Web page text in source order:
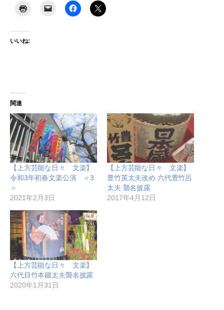
いいね:
関連
【上方芸能な日々 文楽】
令和3年初春文楽公演 ＜3
＞
2021年2月3日
【上方芸能な日々 文楽】
豊竹英太夫改め 六代豊竹呂
太夫 襲名披露
2017年4月12日
【上方芸能な日々 文楽】
六代目竹本錣太夫襲名披露
2020年1月31日